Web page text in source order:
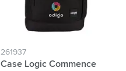
261937
Case Logic Commence